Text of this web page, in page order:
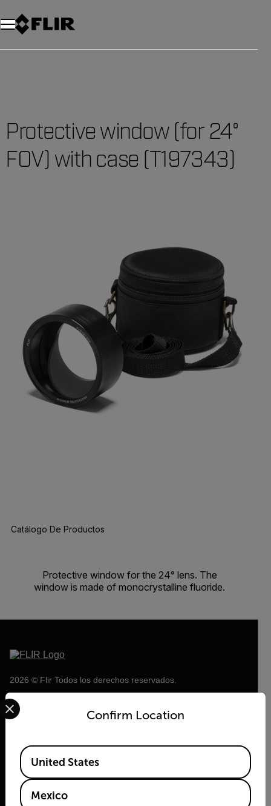
Protective window (for 24°
FOV) with case (T197343)
Catálogo De Productos
Protective window for the 24° lens. The
window is made of monocrystalline fluoride.
2026 © Flir Todos los derechos reservados.
Confirm Location
Select your preferred country and language from the
Available Locations
United States
Mexico